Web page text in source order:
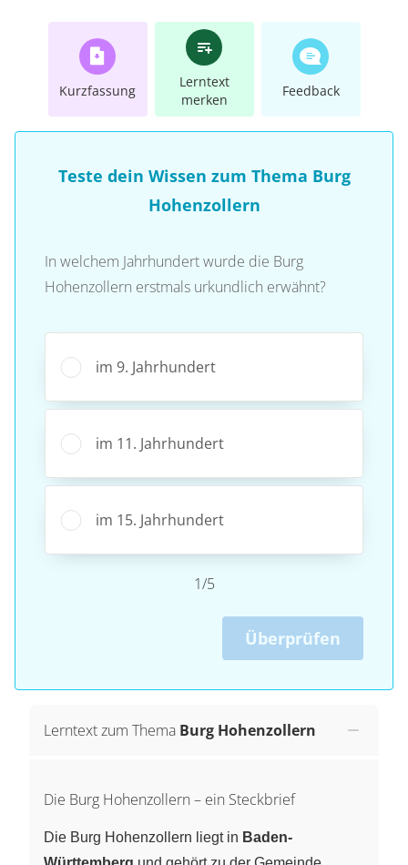
Kurzfassung
Lerntext
merken
Feedback
Teste dein Wissen zum Thema Burg
Hohenzollern
In welchem Jahrhundert wurde die Burg
Hohenzollern erstmals urkundlich erwähnt?
im 9. Jahrhundert
im 11. Jahrhundert
im 15. Jahrhundert
1/5
Überprüfen
Lerntext zum Thema Burg Hohenzollern
Die Burg Hohenzollern – ein Steckbrief
Die Burg Hohenzollern liegt in Baden-